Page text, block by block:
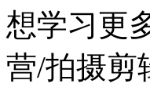
想学习更
营/拍摄剪